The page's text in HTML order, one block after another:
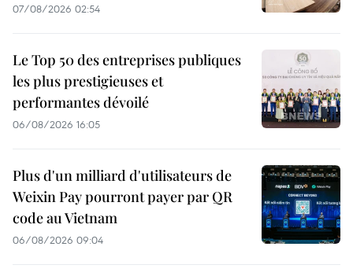
07/08/2026 02:54
Le Top 50 des entreprises publiques
les plus prestigieuses et
performantes dévoilé
06/08/2026 16:05
Plus d'un milliard d'utilisateurs de
Weixin Pay pourront payer par QR
code au Vietnam
06/08/2026 09:04